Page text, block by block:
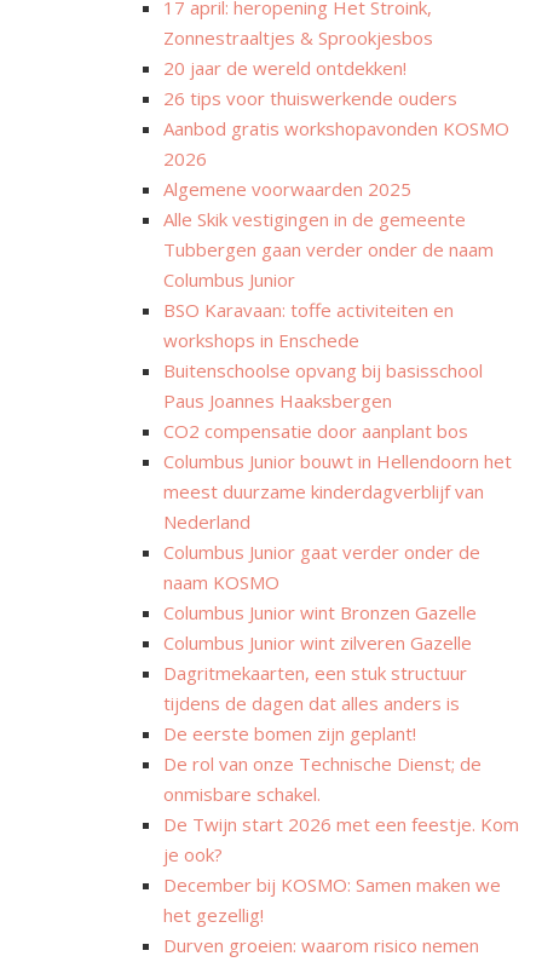
17 april: heropening Het Stroink,
Zonnestraaltjes & Sprookjesbos
20 jaar de wereld ontdekken!
26 tips voor thuiswerkende ouders
Aanbod gratis workshopavonden KOSMO
2026
Algemene voorwaarden 2025
Alle Skik vestigingen in de gemeente
Tubbergen gaan verder onder de naam
Columbus Junior
BSO Karavaan: toffe activiteiten en
workshops in Enschede
Buitenschoolse opvang bij basisschool
Paus Joannes Haaksbergen
CO2 compensatie door aanplant bos
Columbus Junior bouwt in Hellendoorn het
meest duurzame kinderdagverblijf van
Nederland
Columbus Junior gaat verder onder de
naam KOSMO
Columbus Junior wint Bronzen Gazelle
Columbus Junior wint zilveren Gazelle
Dagritmekaarten, een stuk structuur
tijdens de dagen dat alles anders is
De eerste bomen zijn geplant!
De rol van onze Technische Dienst; de
onmisbare schakel.
De Twijn start 2026 met een feestje. Kom
je ook?
December bij KOSMO: Samen maken we
het gezellig!
Durven groeien: waarom risico nemen